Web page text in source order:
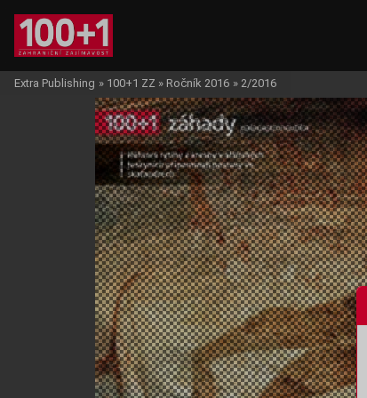
Extra Publishing » 100+1 ZZ » Ročník 2016 » 2/2016